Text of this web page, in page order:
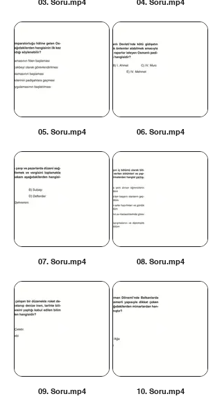
03. Soru.mp4 04. Soru.mp4
05. Soru.mp4 06. Soru.mp4
07. Soru.mp4 08. Soru.mp4
09. Soru.mp4 10. Soru.mp4